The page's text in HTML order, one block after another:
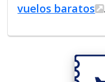
vuelos baratos
.